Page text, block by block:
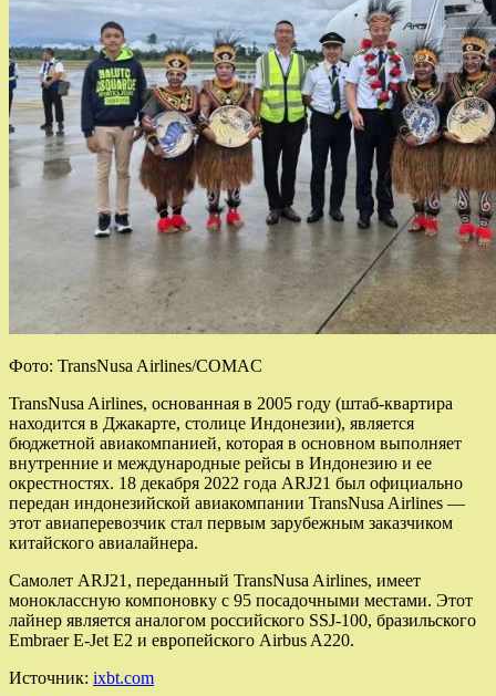
Фото: TransNusa Airlines/COMAC
TransNusa Airlines, основанная в 2005 году (штаб-квартира
находится в Джакарте, столице Индонезии), является
бюджетной авиакомпанией, которая в основном выполняет
внутренние и международные рейсы в Индонезию и ее
окрестностях. 18 декабря 2022 года ARJ21 был официально
передан индонезийской авиакомпании TransNusa Airlines —
этот авиаперевозчик стал первым зарубежным заказчиком
китайского авиалайнера.
Самолет ARJ21, переданный TransNusa Airlines, имеет
моноклассную компоновку с 95 посадочными местами. Этот
лайнер является аналогом российского SSJ-100, бразильского
Embraer E-Jet E2 и европейского Airbus A220.
Источник: ixbt.com